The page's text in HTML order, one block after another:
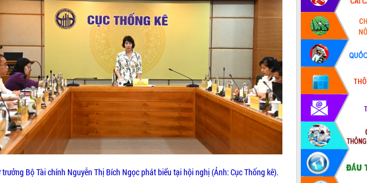
trưởng Bộ Tài chính Nguyễn Thị Bích Ngọc phát biểu tại hội nghị (Ảnh: Cục Thống kê).